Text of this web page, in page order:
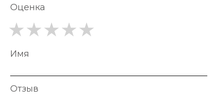
Оценка
Имя
Отзыв